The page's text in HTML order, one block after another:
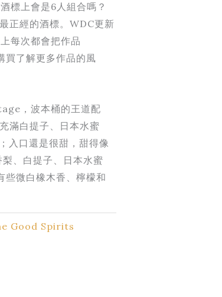
標上會是6人組合嗎？
正經的酒標。WDC更新
每次都會把作品
了解更多作品的風
，波本桶的王道配
滿白提子、日本水蜜
入口還是很甜，甜得像
、白提子、日本水蜜
些微白橡木香、檸檬和
Good Spirits